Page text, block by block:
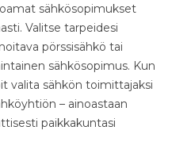
sähkösopimukset
Valitse tarpeidesi
pörssisähkö tai
sähkösopimus. Kun
valita sähkön toimittajaksi
– ainoastaan
paikkakuntasi